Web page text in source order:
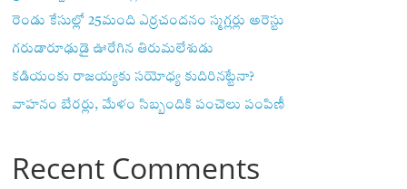
రెండు కేసుల్లో 25మంది ఎర్రచందనం స్మగ్లర్లు అరెస్టు
గరుడారూఢుడై ఊరేగిన తిరుమలేశుడు
కడియంకు రాజయ్యకు సయోధ్య కుదిరినట్టేనా?
వాహ‌నం బేర‌ర్లు, మేళం సిబ్బందికి పంచెలు పంపిణీ
Recent Comments